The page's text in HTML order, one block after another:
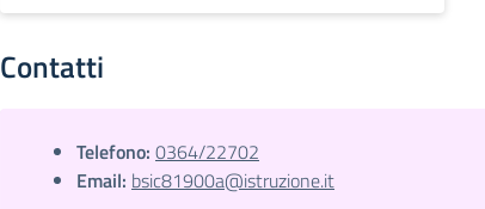
Contatti
Telefono: 0364/22702
Email: bsic81900a@istruzione.it